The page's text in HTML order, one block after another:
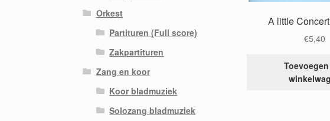
A little
€5,40
Orkest
Partituren (Full score)
Zakpartituren
Zang en koor
Koor bladmuziek
Solozang bladmuziek